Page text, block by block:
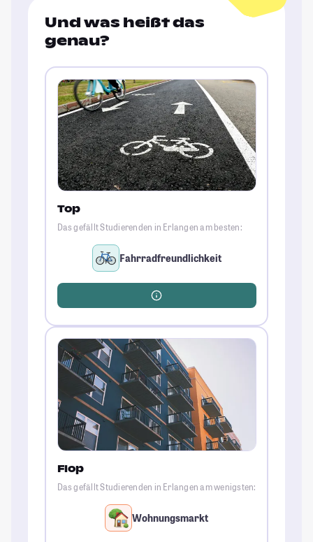
Und was heißt das
genau?
Top
Das gefällt Studierenden in Erlangen am besten:
Fahrradfreundlichkeit
Flop
Das gefällt Studierenden in Erlangen am wenigsten:
Wohnungsmarkt